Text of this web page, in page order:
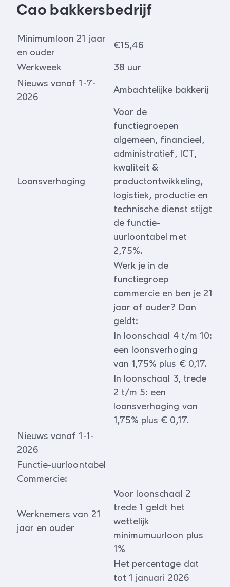
Cao bakkersbedrijf
Minimumloon 21 jaar
en ouder
€15,46
Werkweek
38 uur
Nieuws vanaf 1-7-
2026
Ambachtelijke bakkerij
Loonsverhoging
Voor de
functiegroepen
algemeen, financieel,
administratief, ICT,
kwaliteit &
productontwikkeling,
logistiek, productie en
technische dienst stijgt
de functie-
uurloontabel met
2,75%.
Werk je in de
functiegroep
commercie en ben je 21
jaar of ouder? Dan
geldt:
In loonschaal 4 t/m 10:
een loonsverhoging
van 1,75% plus € 0,17.
In loonschaal 3, trede
2 t/m 5: een
loonsverhoging van
1,75% plus € 0,17.
Nieuws vanaf 1-1-
2026
Functie-uurloontabel
Commercie:
Werknemers van 21
jaar en ouder
Voor loonschaal 2
trede 1 geldt het
wettelijk
minimumuurloon plus
1%
Het percentage dat
tot 1 januari 2026